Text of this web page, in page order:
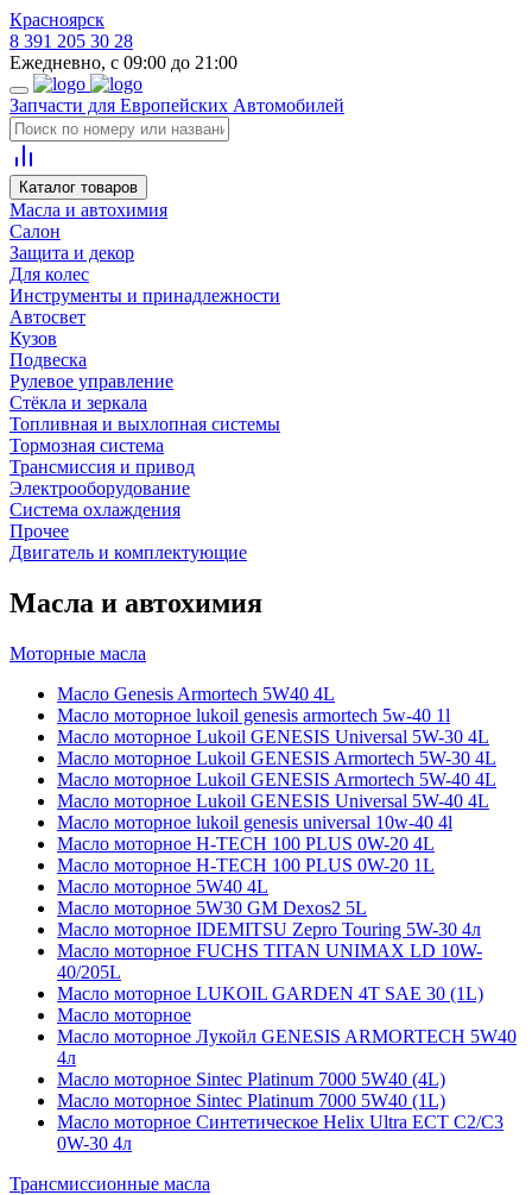
Красноярск
8 391 205 30 28
Ежедневно, с 09:00 до 21:00
Запчасти для Европейских Автомобилей
Каталог товаров
Масла и автохимия
Салон
Защита и декор
Для колес
Инструменты и принадлежности
Автосвет
Кузов
Подвеска
Рулевое управление
Стёкла и зеркала
Топливная и выхлопная системы
Тормозная система
Трансмиссия и привод
Электрооборудование
Система охлаждения
Прочее
Двигатель и комплектующие
Масла и автохимия
Моторные масла
Масло Genesis Armortech 5W40 4L
Масло моторное lukoil genesis armortech 5w-40 1l
Масло моторное Lukoil GENESIS Universal 5W-30 4L
Масло моторное Lukoil GENESIS Armortech 5W-30 4L
Масло моторное Lukoil GENESIS Armortech 5W-40 4L
Масло моторное Lukoil GENESIS Universal 5W-40 4L
Масло моторное lukoil genesis universal 10w-40 4l
Масло моторное H-TECH 100 PLUS 0W-20 4L
Масло моторное H-TECH 100 PLUS 0W-20 1L
Масло моторное 5W40 4L
Масло моторное 5W30 GM Dexos2 5L
Масло моторное IDEMITSU Zepro Touring 5W-30 4л
Масло моторное FUCHS TITAN UNIMAX LD 10W-
40/205L
Масло моторное LUKOIL GARDEN 4Т SAE 30 (1L)
Масло моторное
Масло моторное Лукойл GENESIS ARMORTECH 5W40
4л
Масло моторное Sintec Platinum 7000 5W40 (4L)
Масло моторное Sintec Platinum 7000 5W40 (1L)
Масло моторное Синтетическое Helix Ultra ECT C2/C3
0W-30 4л
Трансмиссионные масла